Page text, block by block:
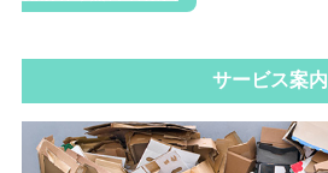
サービス案内